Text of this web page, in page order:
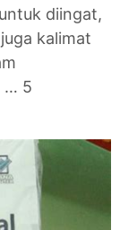
diingat,
kalimat
… 5